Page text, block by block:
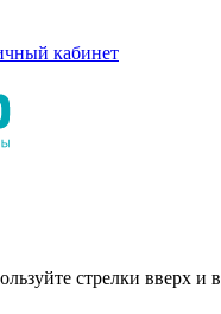
кабинет
стрелки вверх